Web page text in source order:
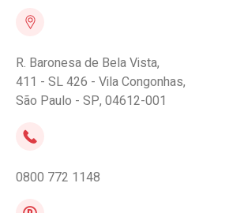
R. Baronesa de Bela Vista,
411 - SL 426 - Vila Congonhas,
São Paulo - SP, 04612-001
0800 772 1148